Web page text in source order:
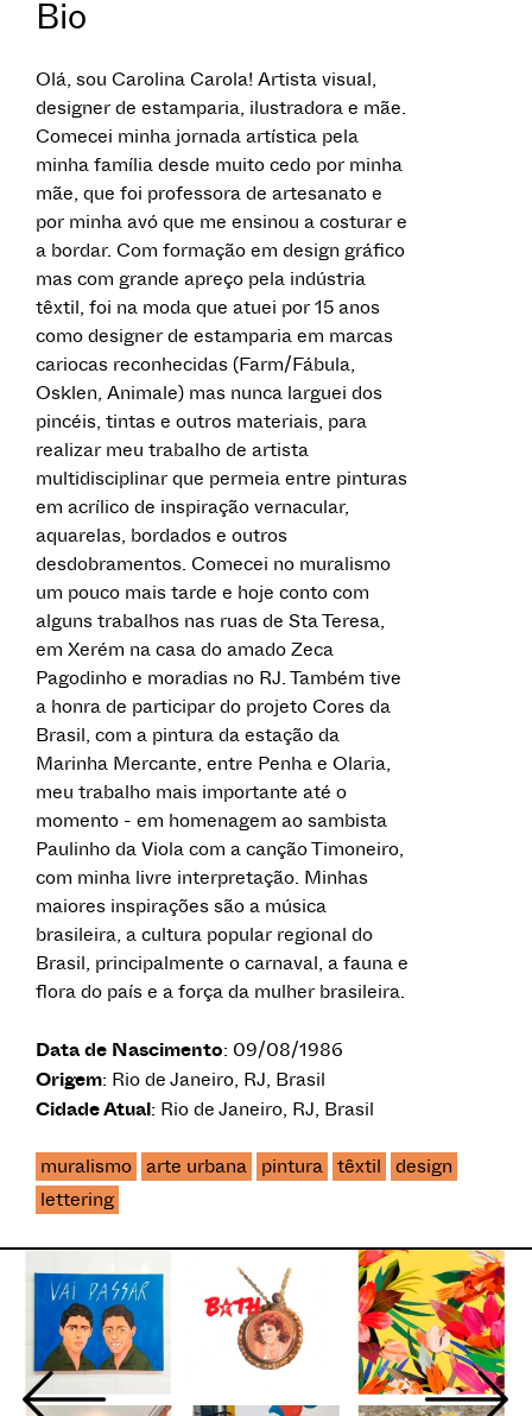
Bio
Olá, sou Carolina Carola! Artista visual,
designer de estamparia, ilustradora e mãe.
Comecei minha jornada artística pela
minha família desde muito cedo por minha
mãe, que foi professora de artesanato e
por minha avó que me ensinou a costurar e
a bordar. Com formação em design gráfico
mas com grande apreço pela indústria
têxtil, foi na moda que atuei por 15 anos
como designer de estamparia em marcas
cariocas reconhecidas (Farm/Fábula,
Osklen, Animale) mas nunca larguei dos
pincéis, tintas e outros materiais, para
realizar meu trabalho de artista
multidisciplinar que permeia entre pinturas
em acrílico de inspiração vernacular,
aquarelas, bordados e outros
desdobramentos. Comecei no muralismo
um pouco mais tarde e hoje conto com
alguns trabalhos nas ruas de Sta Teresa,
em Xerém na casa do amado Zeca
Pagodinho e moradias no RJ. Também tive
a honra de participar do projeto Cores da
Brasil, com a pintura da estação da
Marinha Mercante, entre Penha e Olaria,
meu trabalho mais importante até o
momento - em homenagem ao sambista
Paulinho da Viola com a canção Timoneiro,
com minha livre interpretação. Minhas
maiores inspirações são a música
brasileira, a cultura popular regional do
Brasil, principalmente o carnaval, a fauna e
flora do país e a força da mulher brasileira.
Data de Nascimento: 09/08/1986
Origem: Rio de Janeiro, RJ, Brasil
Cidade Atual: Rio de Janeiro, RJ, Brasil
muralismo arte urbana pintura têxtil
design
lettering